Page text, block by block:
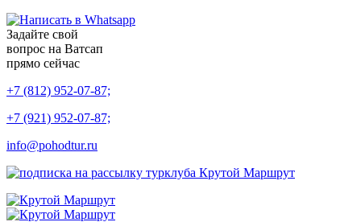
Задайте свой
вопрос на Ватсап
прямо сейчас
+7 (812) 952-07-87;
+7 (921) 952-07-87;
info@pohodtur.ru